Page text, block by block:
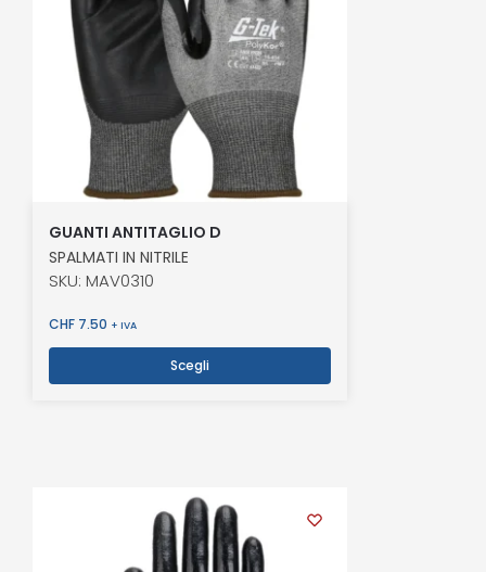
GUANTI ANTITAGLIO D
SPALMATI IN NITRILE
SKU: MAV0310
CHF 7.50 + IVA
Scegli